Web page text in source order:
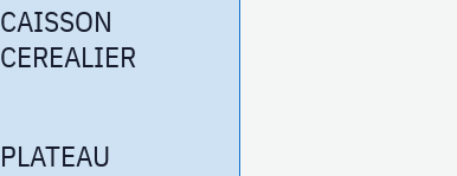
CAISSON
CEREALIER
PLATEAU